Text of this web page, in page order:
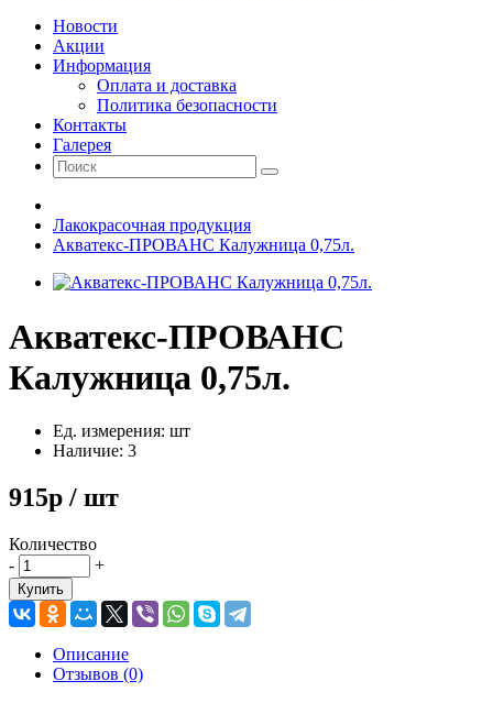
Новости
Акции
Информация
Оплата и доставка
Политика безопасности
Контакты
Галерея
Лакокрасочная продукция
Акватекс-ПРОВАНС Калужница 0,75л.
Акватекс-ПРОВАНС
Калужница 0,75л.
Ед. измерения: шт
Наличие: 3
915р / шт
Количество
-
+
Купить
Описание
Отзывов (0)